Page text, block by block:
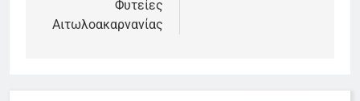
Φυτείες
Αιτωλοακαρνανίας